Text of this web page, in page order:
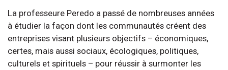
La professeure Peredo a passé de nombreuses années
à étudier la façon dont les communautés créent des
entreprises visant plusieurs objectifs – économiques,
certes, mais aussi sociaux, écologiques, politiques,
culturels et spirituels – pour réussir à surmonter les